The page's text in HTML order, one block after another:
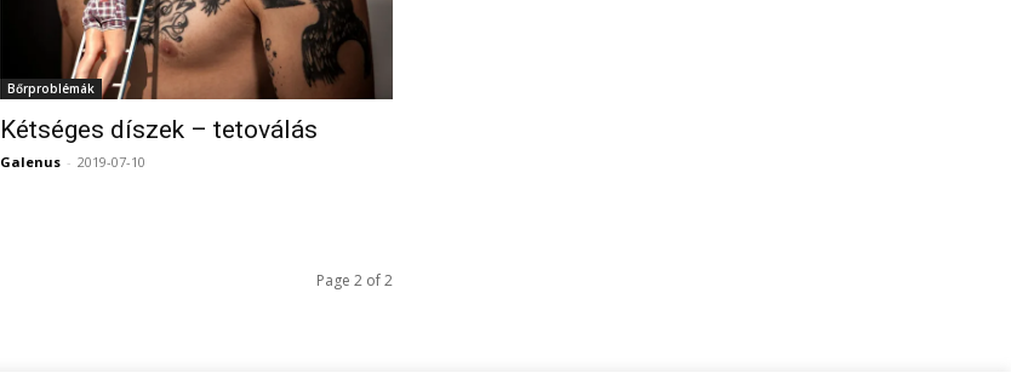
Bőrproblémák
Kétséges díszek – tetoválás
Galenus - 2019-07-10
Page 2 of 2